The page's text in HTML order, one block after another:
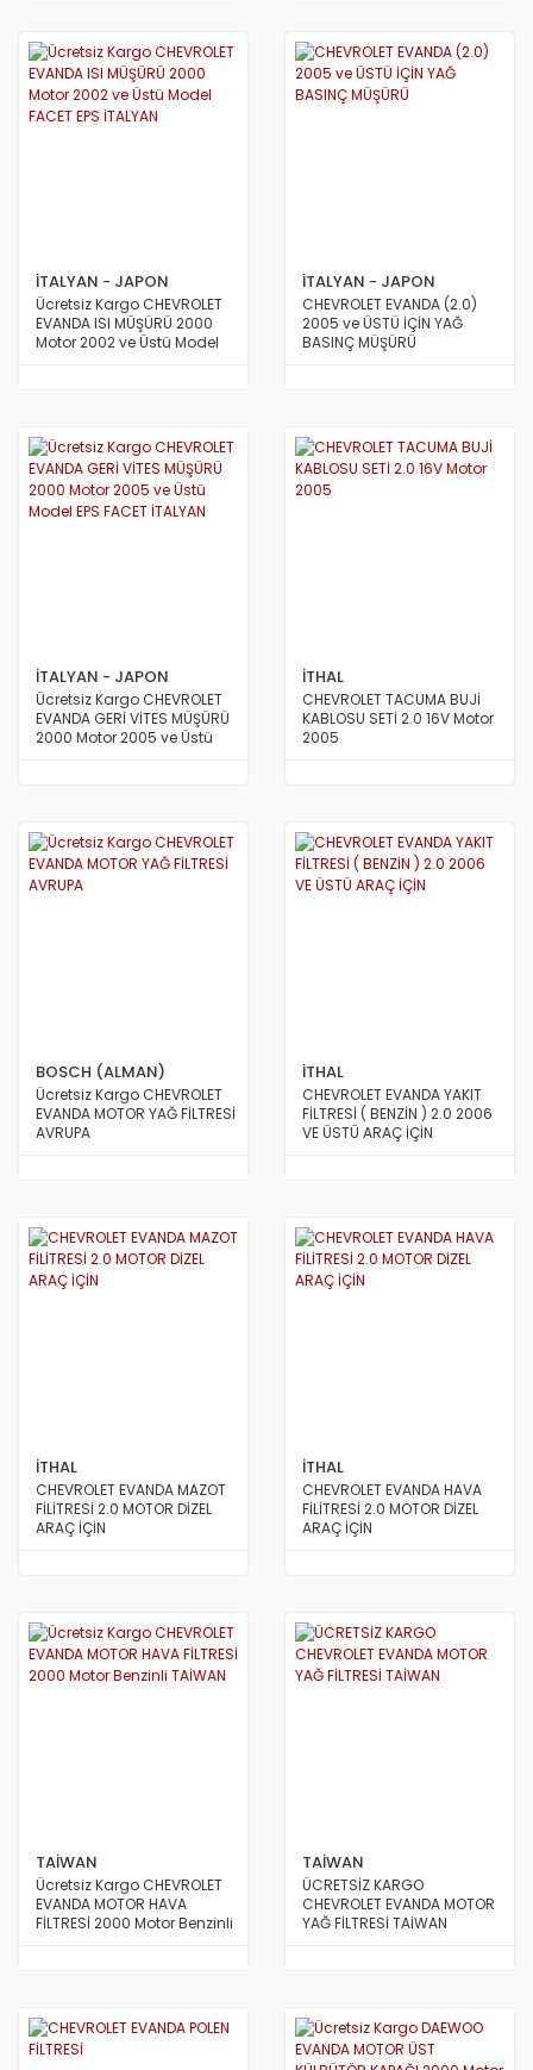
İTALYAN - JAPON
Ücretsiz Kargo CHEVROLET
EVANDA ISI MÜŞÜRÜ 2000
Motor 2002 ve Üstü Model
İTALYAN - JAPON
CHEVROLET EVANDA (2.0)
2005 ve ÜSTÜ İÇİN YAĞ
BASINÇ MÜŞÜRÜ
İTALYAN - JAPON
Ücretsiz Kargo CHEVROLET
EVANDA GERİ VİTES MÜŞÜRÜ
2000 Motor 2005 ve Üstü
İTHAL
CHEVROLET TACUMA BUJİ
KABLOSU SETİ 2.0 16V Motor
2005
BOSCH (ALMAN)
Ücretsiz Kargo CHEVROLET
EVANDA MOTOR YAĞ FİLTRESİ
AVRUPA
İTHAL
CHEVROLET EVANDA YAKIT
FİLTRESİ ( BENZİN ) 2.0 2006
VE ÜSTÜ ARAÇ İÇİN
İTHAL
CHEVROLET EVANDA MAZOT
FİLİTRESİ 2.0 MOTOR DİZEL
ARAÇ İÇİN
İTHAL
CHEVROLET EVANDA HAVA
FİLİTRESİ 2.0 MOTOR DİZEL
ARAÇ İÇİN
TAİWAN
Ücretsiz Kargo CHEVROLET
EVANDA MOTOR HAVA
FİLTRESİ 2000 Motor Benzinli
TAİWAN
ÜCRETSİZ KARGO
CHEVROLET EVANDA MOTOR
YAĞ FİLTRESİ TAİWAN